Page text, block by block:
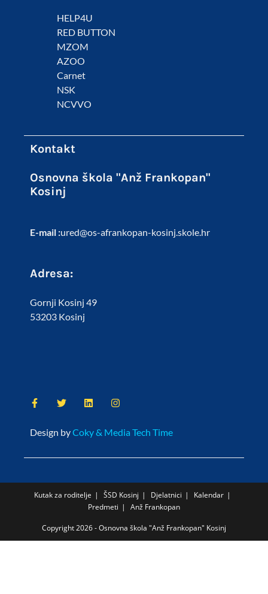
HELP4U
RED BUTTON
MZOM
AZOO
Carnet
NSK
NCVVO
Kontakt
Osnovna škola "Anž Frankopan"
Kosinj
E-mail :ured@os-afrankopan-kosinj.skole.hr
Adresa:
Gornji Kosinj 49
53203 Kosinj
Design byCoky & Media Tech Time
Kutak za roditelje ŠSD Kosinj Djelatnici
Kalendar
Predmeti
Anž Frankopan
Copyright 2026 - Osnovna škola "Anž Frankopan" Kosinj